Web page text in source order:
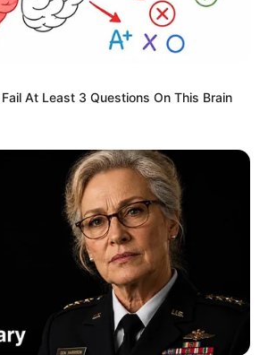
At Least 3 Questions On This Brain